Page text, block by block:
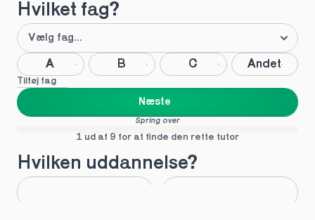
Hvilket fag?
A B C Andet
Tilføj fag
Næste
Spring over
1 ud af 9 for at finde den rette tutor
Hvilken uddannelse?